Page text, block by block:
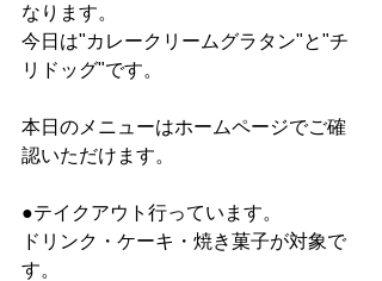
なります。
今日は"カレークリームグラタン"と"チ
リドッグ"です。
本日のメニューはホームページでご確
認いただけます。
●テイクアウト行っています。
ドリンク・ケーキ・焼き菓子が対象で
す。